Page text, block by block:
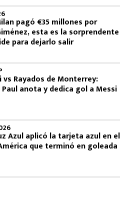
pagó €35 millones por
esta es la sorprendente
para dejarlo salir
Rayados de Monterrey:
anota y dedica gol a Messi
Azul aplicó la tarjeta azul en el
que terminó en goleada